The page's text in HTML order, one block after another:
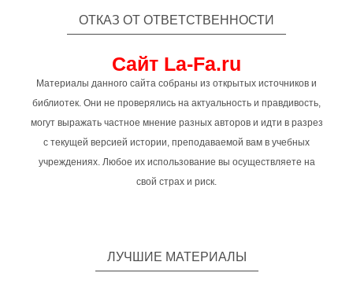
ОТКАЗ ОТ ОТВЕТСТВЕННОСТИ
Сайт La-Fa.ru
Материалы данного сайта собраны из открытых источников и
библиотек. Они не проверялись на актуальность и правдивость,
могут выражать частное мнение разных авторов и идти в разрез
с текущей версией истории, преподаваемой вам в учебных
учреждениях. Любое их использование вы осуществляете на
свой страх и риск.
ЛУЧШИЕ МАТЕРИАЛЫ